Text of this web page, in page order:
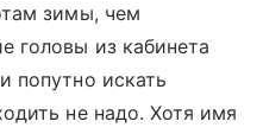
зимы, чем
головы из кабинета
попутно искать
не надо. Хотя имя